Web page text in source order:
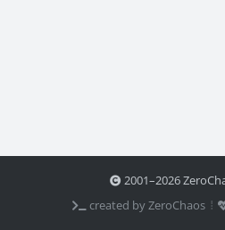
2001–2026
created by ZeroChaos ⦙